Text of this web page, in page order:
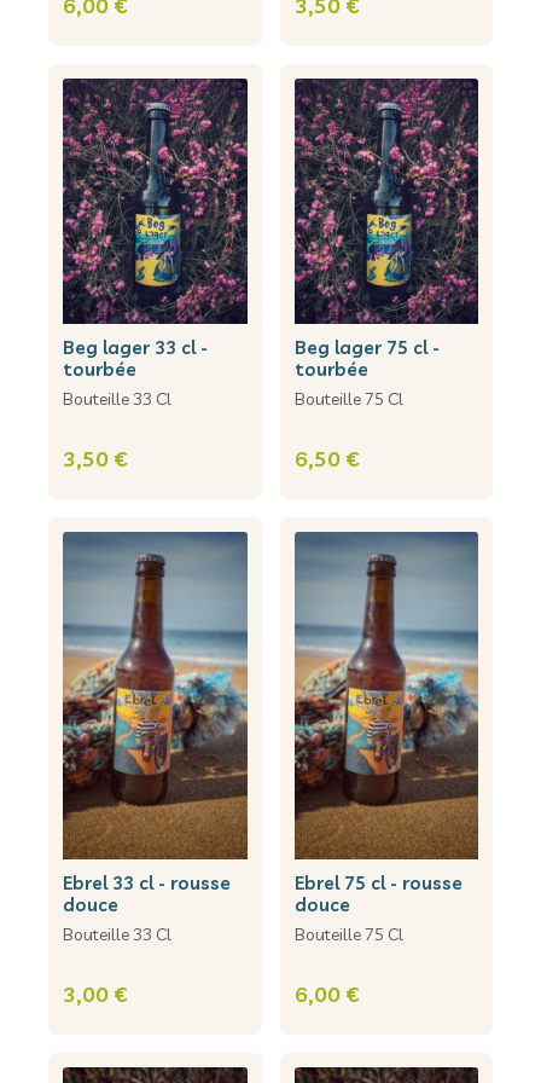
beg lager 33 cl -
tourbée
Bouteille 33 Cl
3,50 €
beg lager 75 cl -
tourbée
Bouteille 75 Cl
6,50 €
ebrel 33 cl - rousse
douce
Bouteille 33 Cl
3,00 €
ebrel 75 cl - rousse
douce
Bouteille 75 Cl
6,00 €
glaces
22
bouquets de fleurs
pâtes fraîches
19